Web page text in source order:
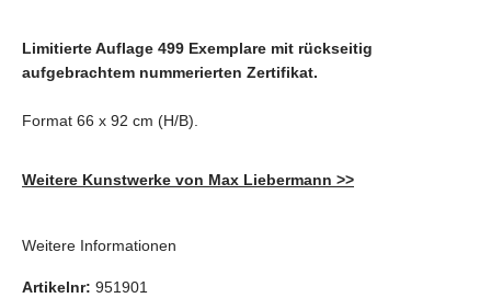
Limitierte Auflage 499 Exemplare mit rückseitig
aufgebrachtem nummerierten Zertifikat.
Format 66 x 92 cm (H/B).
Weitere Kunstwerke von Max Liebermann >>
Weitere Informationen
Artikelnr: 951901